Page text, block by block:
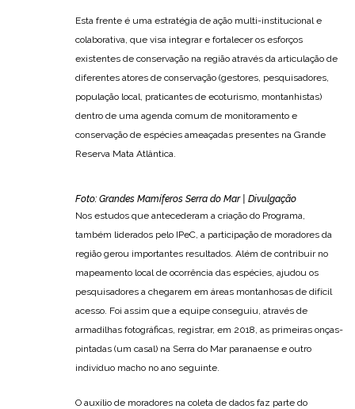
Esta frente é uma estratégia de ação multi-institucional e
colaborativa, que visa integrar e fortalecer os esforços
existentes de conservação na região através da articulação de
diferentes atores de conservação (gestores, pesquisadores,
população local, praticantes de ecoturismo, montanhistas)
dentro de uma agenda comum de monitoramento e
conservação de espécies ameaçadas presentes na Grande
Reserva Mata Atlântica.
Foto: Grandes Mamíferos Serra do Mar | Divulgação
Nos estudos que antecederam a criação do Programa,
também liderados pelo IPeC, a participação de moradores da
região gerou importantes resultados. Além de contribuir no
mapeamento local de ocorrência das espécies, ajudou os
pesquisadores a chegarem em áreas montanhosas de difícil
acesso. Foi assim que a equipe conseguiu, através de
armadilhas fotográficas, registrar, em 2018, as primeiras onças-
pintadas (um casal) na Serra do Mar paranaense e outro
indivíduo macho no ano seguinte.
O auxílio de moradores na coleta de dados faz parte do